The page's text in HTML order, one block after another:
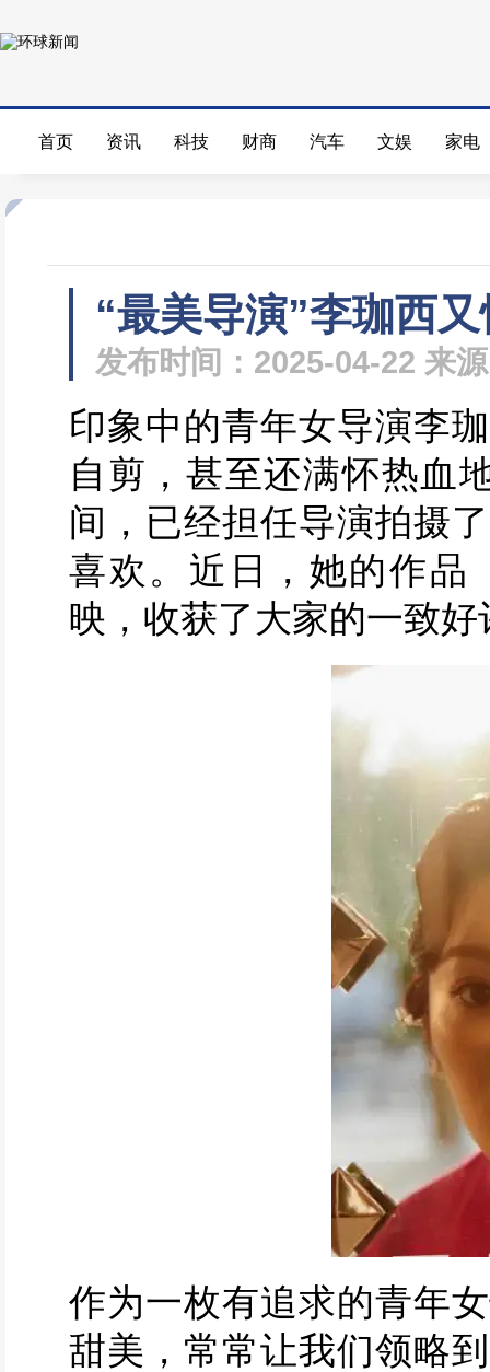
首页 资讯 科技 财商 汽车 文娱 家电
“最美导演”李珈西
发布时间：2025-04-22 来
印象中的青年女导演李
自剪，甚至还满怀热血
间，已经担任导演拍摄
喜欢。近日，她的作品
映，收获了大家的一致好
作为一枚有追求的青年
甜美，常常让我们领略